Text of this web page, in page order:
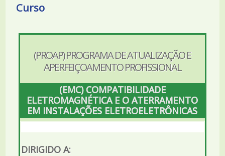
Curso
(PROAP) PROGRAMA DE ATUALIZAÇÃO E
APERFEIÇOAMENTO PROFISSIONAL
(EMC) COMPATIBILIDADE
ELETROMAGNÉTICA E O ATERRAMENTO
EM INSTALAÇÕES ELETROELETRÔNICAS
DIRIGIDO A: